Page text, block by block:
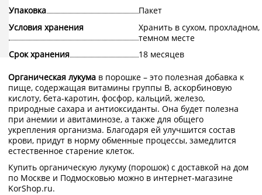
Упаковка
Пакет
Условия хранения
Хранить в сухом, прохладном,
темном месте
Срок хранения
18 месяцев
Органическая лукума в порошке – это полезная добавка к
пище, содержащая витамины группы В, аскорбиновую
кислоту, бета-каротин, фосфор, кальций, железо,
природные сахара и антиоксиданты. Она будет полезна
при анемии и авитаминозе, а также для общего
укрепления организма. Благодаря ей улучшится состав
крови, придут в норму обменные процессы, замедлится
естественное старение клеток.
Купить органическую лукуму (порошок) с доставкой на дом
по Москве и Подмосковью можно в интернет-магазине
KorShop.ru.